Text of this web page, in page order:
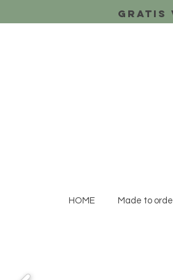
Gratis
HOME Made to